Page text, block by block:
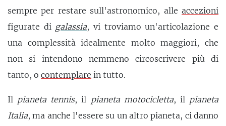
sempre per restare sull'astronomico, alle accezioni
figurate di galassia, vi troviamo un'articolazione e
una complessità idealmente molto maggiori, che
non si intendono nemmeno circoscrivere più di
tanto, o contemplare in tutto.
Il pianeta tennis, il pianeta motocicletta, il pianeta
Italia, ma anche l'essere su un altro pianeta, ci danno